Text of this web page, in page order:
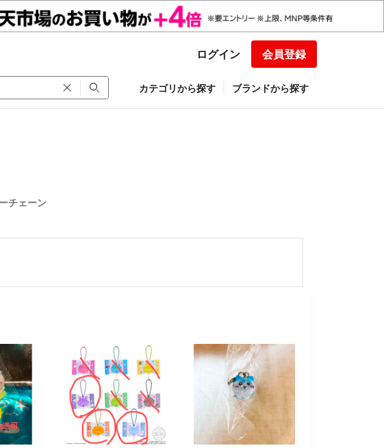
ログイン 会員登録
カテゴリから探す ブランドから探す
チェーン